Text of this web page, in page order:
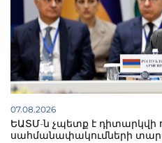
07.08.2026
ԵԱՏՄ-ն չպետք է դիտարկվի
սահմանափակումների